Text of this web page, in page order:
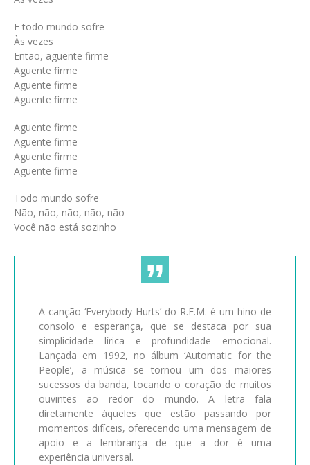
E todo mundo sofre
Às vezes
Então, aguente firme
Aguente firme
Aguente firme
Aguente firme
Aguente firme
Aguente firme
Aguente firme
Aguente firme
Todo mundo sofre
Não, não, não, não, não
Você não está sozinho
A canção ‘Everybody Hurts’ do R.E.M. é um hino de
consolo e esperança, que se destaca por sua
simplicidade lírica e profundidade emocional.
Lançada em 1992, no álbum ‘Automatic for the
People’, a música se tornou um dos maiores
sucessos da banda, tocando o coração de muitos
ouvintes ao redor do mundo. A letra fala
diretamente àqueles que estão passando por
momentos difíceis, oferecendo uma mensagem de
apoio e a lembrança de que a dor é uma
experiência universal.